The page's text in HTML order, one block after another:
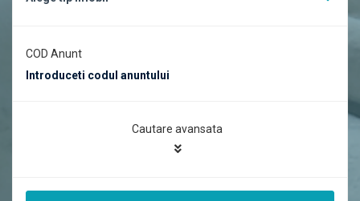
COD Anunt
Cautare avansata